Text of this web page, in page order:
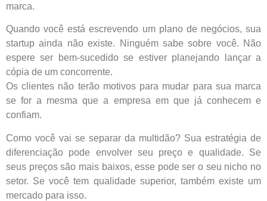
marca.
Quando você está escrevendo um plano de negócios, sua
startup ainda não existe. Ninguém sabe sobre você. Não
espere ser bem-sucedido se estiver planejando lançar a
cópia de um concorrente.
Os clientes não terão motivos para mudar para sua marca
se for a mesma que a empresa em que já conhecem e
confiam.
Como você vai se separar da multidão? Sua estratégia de
diferenciação pode envolver seu preço e qualidade. Se
seus preços são mais baixos, esse pode ser o seu nicho no
setor. Se você tem qualidade superior, também existe um
mercado para isso.